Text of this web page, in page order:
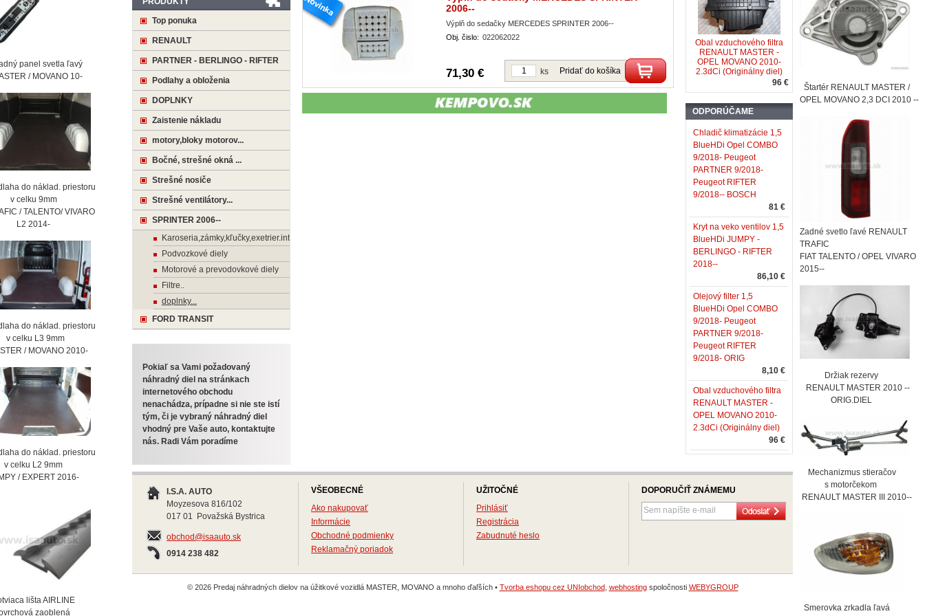
2006--
Výplň do sedačky MERCEDES SPRINTER 2006--
Obj. čislo: 022062022
71,30 € Pridať do košíka
ks
Obal vzduchového filtra
RENAULT MASTER -
OPEL MOVANO 2010-
2.3dCi (Originálny diel)
96 €
ODPORÚČAME
Chladič klimatizácie 1,5
BlueHDi Opel COMBO
9/2018- Peugeot
PARTNER 9/2018-
Peugeot RIFTER
9/2018-- BOSCH
81 €
Kryt na veko ventilov 1,5
BlueHDi JUMPY -
BERLINGO - RIFTER
2018--
86,10 €
Olejový filter 1,5
BlueHDi Opel COMBO
9/2018- Peugeot
PARTNER 9/2018-
Peugeot RIFTER
9/2018- ORIG
8,10 €
Obal vzduchového filtra
RENAULT MASTER -
OPEL MOVANO 2010-
2.3dCi (Originálny diel)
96 €
Top ponuka
RENAULT
PARTNER - BERLINGO - RIFTER
Podlahy a obloženia
DOPLNKY
Zaistenie nákladu
motory,bloky motorov...
Bočné, strešné okná ...
Strešné nosiče
Strešné ventilátory...
SPRINTER 2006--
Karoseria,zámky,kľučky,exetrier.interier
Podvozkové diely
Motorové a prevodovkové diely
Filtre..
doplnky...
FORD TRANSIT
Pokiaľ sa Vami požadovaný
náhradný diel na stránkach
internetového obchodu
nenachádza, prípadne si nie ste istí
tým, či je vybraný náhradný diel
vhodný pre Vaše auto, kontaktujte
nás. Radi Vám poradíme
I.S.A. AUTO
Moyzesova 816/102
017 01 Považská Bystrica
obchod@isaauto.sk
0914 238 482
VŠEOBECNÉ
Ako nakupovať
Informácie
Obchodné podmienky
Reklamačný poriadok
UŽITOČNÉ
Prihlásiť
Registrácia
Zabudnuté heslo
DOPORUČIŤ ZNÁMEMU
© 2026 Predaj náhradných dielov na úžitkové vozidlá MASTER, MOVANO a mnoho ďaľších • Tvorba eshopu cez UNIobchod, webhostingspoločnosti WEBYGROUP
panel svetla ľavý
/ MOVANO 10-
do náklad. priestoru
9mm
/ TALENTO/ VIVARO
2014-
do náklad. priestoru
L3 9mm
/ MOVANO 2010-
do náklad. priestoru
L2 9mm
/ EXPERT 2016-
lišta AIRLINE
zaoblená
Štartér RENAULT MASTER /
OPEL MOVANO 2,3 DCI 2010 --
Zadné svetlo ľavé RENAULT
TRAFIC
FIAT TALENTO / OPEL VIVARO
2015--
Držiak rezervy
RENAULT MASTER 2010 --
ORIG.DIEL
Mechanizmus stieračov
s motorčekom
RENAULT MASTER III 2010--
Smerovka zrkadla ľavá